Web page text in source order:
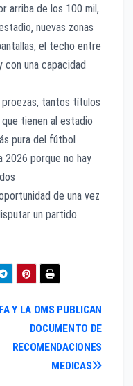
arriba de los 100 mil,
nuevas zonas
el techo entre
una capacidad
proezas, tantos títulos
tienen al estadio
pura del fútbol
2026 porque no hay
de una vez
un partido
Y LA OMS PUBLICAN
DOCUMENTO DE
RECOMENDACIONES
MEDICAS